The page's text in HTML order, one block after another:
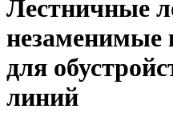
Лестничные
незаменимые
для
линий